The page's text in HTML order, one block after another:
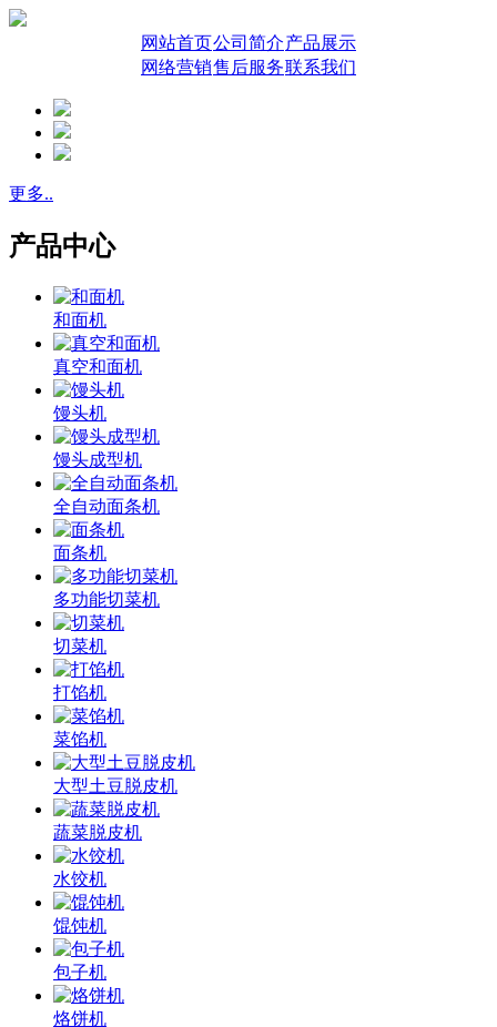
网站首页公司简介产品展示
网络营销售后服务联系我们
更多..
产品中心
和面机
真空和面机
馒头机
馒头成型机
全自动面条机
面条机
多功能切菜机
切菜机
打馅机
菜馅机
大型土豆脱皮机
蔬菜脱皮机
水饺机
馄饨机
包子机
烙饼机